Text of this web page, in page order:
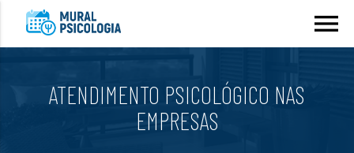
menu
ATENDIMENTO PSICOLÓGICO NAS
EMPRESAS